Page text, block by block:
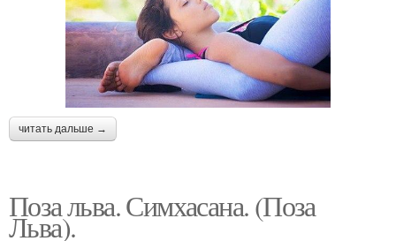
читать дальше →
Поза льва. Симхасана. (Поза
Льва).